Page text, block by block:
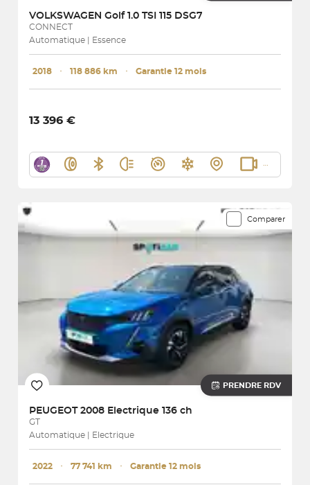
VOLKSWAGEN Golf 1.0 TSI 115 DSG7
CONNECT
Automatique | Essence
2018 ･ 118 886 km ･ Garantie 12 mois
13 396 €
Comparer
PRENDRE RDV
PEUGEOT 2008 Electrique 136 ch
GT
Automatique | Electrique
2022 ･ 77 741 km ･ Garantie 12 mois